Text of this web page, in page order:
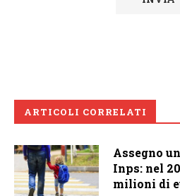
ARTICOLI CORRELATI
Assegno
Inps: nel
milioni di